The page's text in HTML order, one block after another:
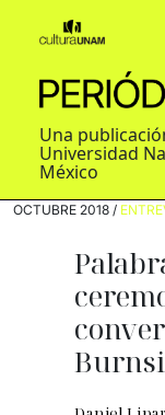
Una
Universidad
México
OCTUBRE 2018 /